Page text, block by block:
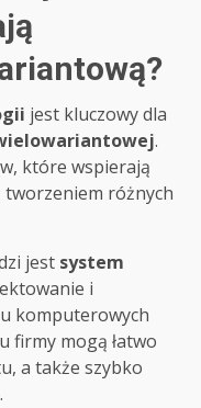
jest kluczowy dla
.
które wspierają
tworzeniem różnych
jest system
i
komputerowych
firmy mogą łatwo
a także szybko